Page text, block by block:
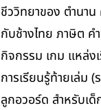
ชีววิทยาของ ตำนาน
กับช้างไทย ภาษิต
กิจกรรม เกม แหล่ง
การเรียนรู้ท้ายเล่ม (
ลูกอวอร์ด สำหรับเ